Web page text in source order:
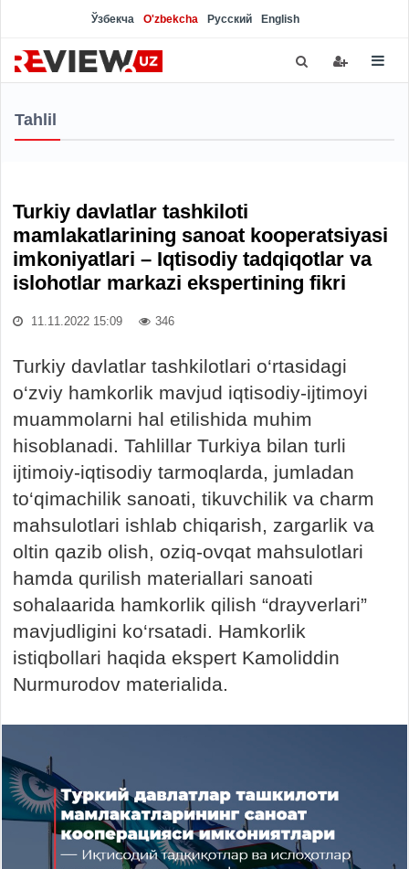
Ўзбекча O'zbekcha Русский English
Tahlil
Turkiy davlatlar tashkiloti
mamlakatlarining sanoat kooperatsiyasi
imkoniyatlari – Iqtisodiy tadqiqotlar va
islohotlar markazi ekspertining fikri
11.11.2022 15:09 346
Turkiy davlatlar tashkilotlari o‘rtasidagi
o‘zviy hamkorlik mavjud iqtisodiy-ijtimoyi
muammolarni hal etilishida muhim
hisoblanadi. Tahlillar Turkiya bilan turli
ijtimoiy-iqtisodiy tarmoqlarda, jumladan
to‘qimachilik sanoati, tikuvchilik va charm
mahsulotlari ishlab chiqarish, zargarlik va
oltin qazib olish, oziq-ovqat mahsulotlari
hamda qurilish materiallari sanoati
sohalaarida hamkorlik qilish “drayverlari”
mavjudligini ko‘rsatadi. Hamkorlik
istiqbollari haqida ekspert Kamoliddin
Nurmurodov materialida.